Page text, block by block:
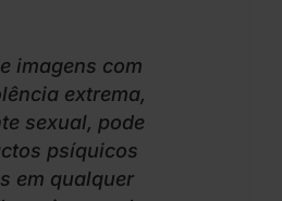
imagens com
extrema,
sexual, pode
psíquicos
em qualquer